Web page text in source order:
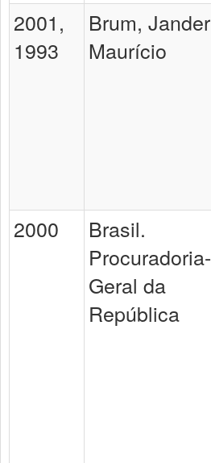
2001,
1993
Brum, Jander
Maurício
2000
Brasil.
Procuradoria-
Geral da
República